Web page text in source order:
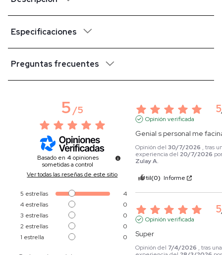
Especificaciones
Preguntas frecuentes
5/5
Basado en 4 opiniones
sometidas a control
Ver todas las reseñas de este sitio
5 estrellas
4
4 estrellas
0
3 estrellas
0
2 estrellas
0
1 estrella 0
5
Opinión verificada
Genial s personal me
Opinión del30/7/2026 , tras
experiencia del 20/7/2026
Zulay A.
Útil(0) Informe
5
Opinión verificada
Super
Opinión del 7/4/2026 , tras una